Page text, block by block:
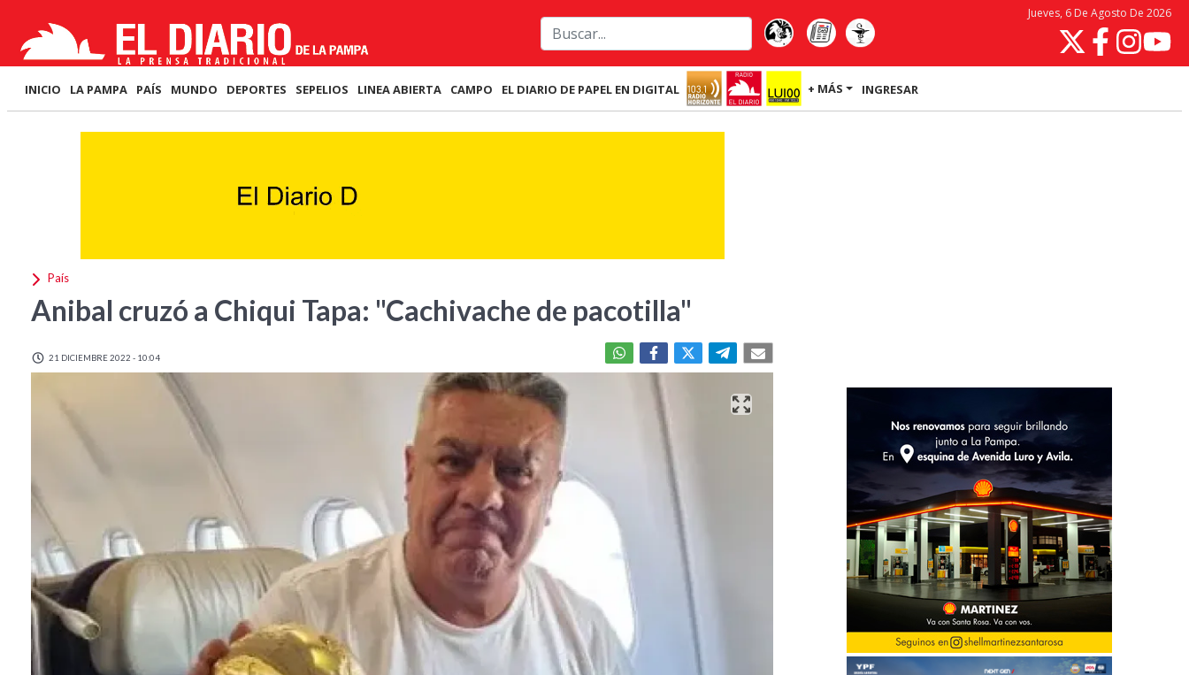
Jueves, 6 De Agosto De 2026
INICIO LA PAMPA PAÍS MUNDO DEPORTES SEPELIOS LINEA ABIERTA CAMPO EL DIARIO DE PAPEL EN DIGITAL + MÁS INGRESAR
País
Anibal cruzó a Chiqui Tapa: "Cachivache de pacotilla"
21 DICIEMBRE 2022 - 10:04